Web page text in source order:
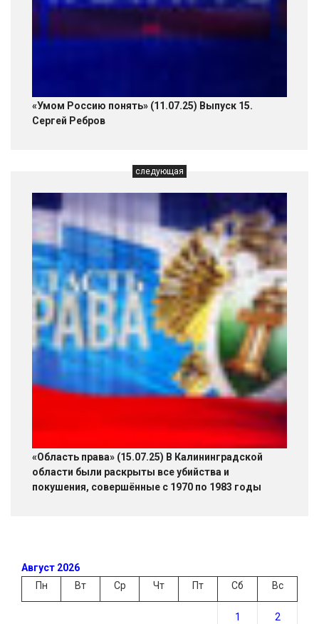
«Умом Россию понять» (11.07.25) Выпуск 15.
Сергей Ребров
следующая
«Область права» (15.07.25) В Калининградской
области были раскрыты все убийства и
покушения, совершённые с 1970 по 1983 годы
Август 2026
Пн
Вт Ср Чт Пт Сб Вс
1 2